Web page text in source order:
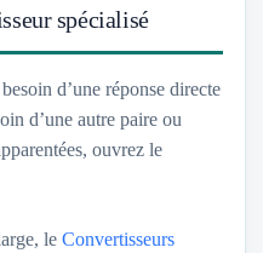
spécialisé
d’une réponse directe
d’une autre paire ou
ouvrez le
le Convertisseurs